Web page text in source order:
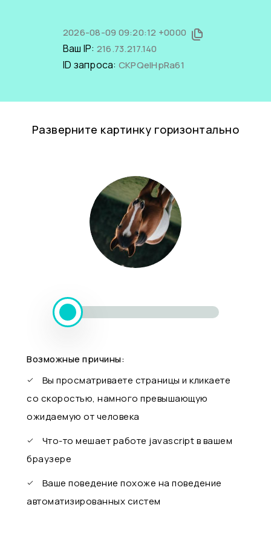
2026-08-09 09:20:12 +0000
Ваш IP: 216.73.217.140
ID запроса: CKPQelHpRa61
Разверните картинку горизонтально
Возможные причины:
Вы просматриваете страницы и кликаете
со скоростью, намного превышающую
ожидаемую от человека
Что-то мешает работе javascript в вашем
браузере
Ваше поведение похоже на поведение
автоматизированных систем